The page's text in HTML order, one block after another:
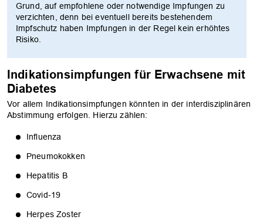
Grund, auf empfohlene oder notwendige Impfungen zu
verzichten, denn bei eventuell bereits bestehendem
Impfschutz haben Impfungen in der Regel kein erhöhtes
Risiko.
Indikationsimpfungen für Erwachsene mit
Diabetes
Vor allem Indikationsimpfungen könnten in der interdisziplinären
Abstimmung erfolgen. Hierzu zählen:
Influenza
Pneumokokken
Hepatitis B
Covid-19
Herpes Zoster